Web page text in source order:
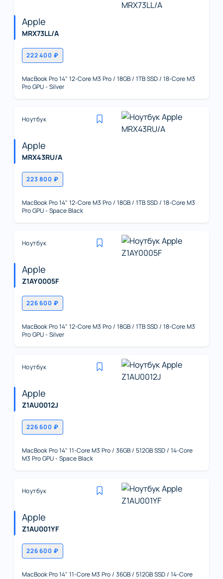
Apple
MRX73LL/A
222 400 ₽
MacBook Pro 14" 12-Core M3 Pro / 18GB / 1TB SSD / 18-Core M3
Pro GPU - Silver
Ноутбук
Apple
MRX43RU/A
223 800 ₽
MacBook Pro 14" 12-Core M3 Pro / 18GB / 1TB SSD / 18-Core M3
Pro GPU - Space Black
Ноутбук
Apple
Z1AY0005F
226 600 ₽
MacBook Pro 14" 12-Core M3 Pro / 18GB / 1TB SSD / 18-Core M3
Pro GPU - Silver
Ноутбук
Apple
Z1AU0012J
226 600 ₽
MacBook Pro 14" 11-Core M3 Pro / 36GB / 512GB SSD / 14-Core
M3 Pro GPU - Space Black
Ноутбук
Apple
Z1AU001YF
226 600 ₽
MacBook Pro 14" 11-Core M3 Pro / 36GB / 512GB SSD / 14-Core